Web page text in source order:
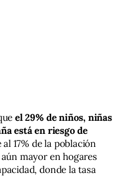
el 29% de niños, niñas
está en riesgo de
17% de la población
mayor en hogares
donde la tasa